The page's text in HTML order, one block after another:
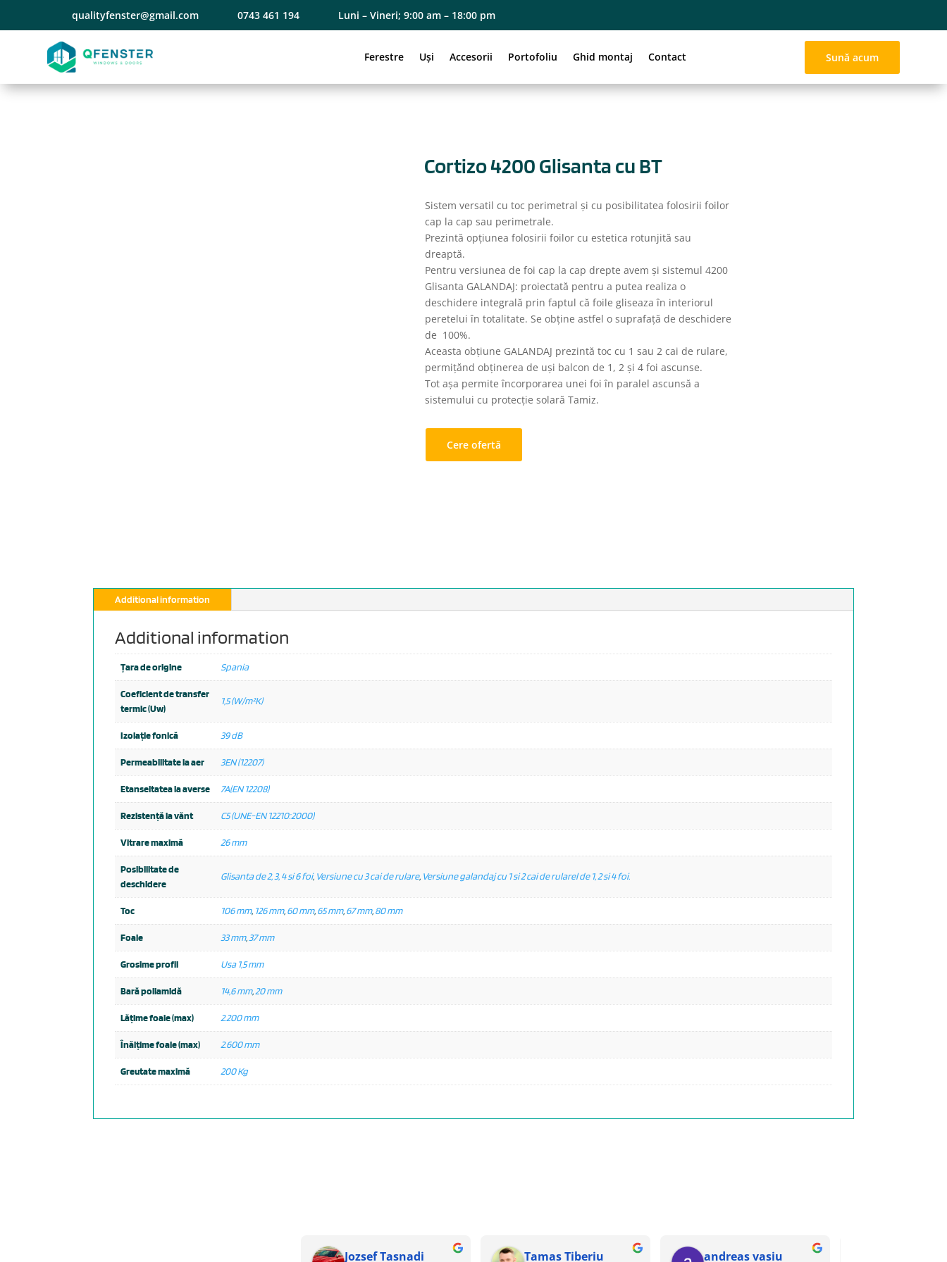
qualityfenster@gmail.com 0743 461 194 Luni – Vineri; 9:00 am – 18:00 pm
Ferestre Uși Accesorii Portofoliu Ghid montaj Contact Sună acum
Cortizo 4200 Glisanta cu BT
Sistem versatil cu toc perimetral și cu posibilitatea folosirii foilor
cap la cap sau perimetrale.
Prezintă opțiunea folosirii foilor cu estetica rotunjită sau
dreaptă.
Pentru versiunea de foi cap la cap drepte avem și sistemul 4200
Glisanta GALANDAJ: proiectată pentru a putea realiza o
deschidere integrală prin faptul că foile gliseaza în interiorul
peretelui în totalitate. Se obține astfel o suprafață de deschidere
de 100%.
Aceasta obțiune GALANDAJ prezintă toc cu 1 sau 2 cai de rulare,
permițănd obținerea de uși balcon de 1, 2 și 4 foi ascunse.
Tot așa permite încorporarea unei foi în paralel ascunsă a
sistemului cu protecție solară Tamiz.
Cere ofertă
Additional information
Additional information
Țara de origine Spania
Coeficient de transfer
termic (Uw)
1,5 (W/m²K)
Izolație fonică 39 dB
Permeabilitate la aer 3EN (12207)
Etanseitatea la averse 7A(EN 12208)
Rezistență la vănt C5 (UNE-EN 12210:2000)
Vitrare maximă 26 mm
Posibilitate de
deschidere
Glisanta de 2, 3, 4 si 6 foi, Versiune cu 3 cai de rulare, Versiune galandaj cu 1 si 2 cai de rularel de 1, 2 si 4 foi.
Toc 106 mm, 126 mm,60 mm,65 mm,67 mm,80 mm
Foaie 33 mm, 37 mm
Grosime profil Usa 1,5 mm
Bară poliamidă 14,6 mm,20 mm
Lățime foaie (max) 2.200 mm
Înălțime foaie (max) 2.600 mm
Greutate maximă 200 Kg
Jozsef Tasnadi Tamas Tiberiu andreas vasiu